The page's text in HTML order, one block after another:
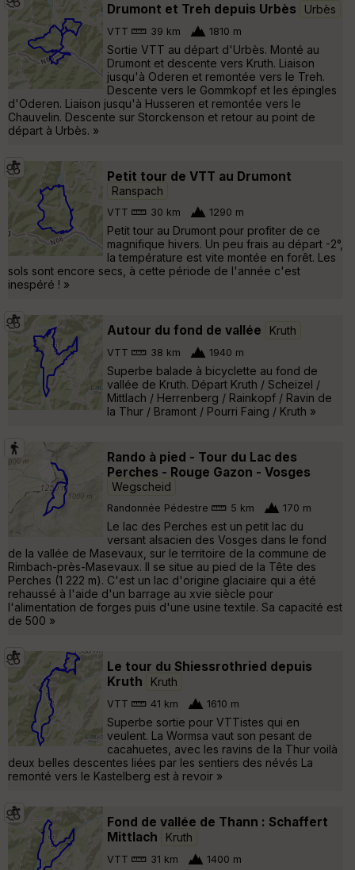
Drumont et Treh depuis Urbès Urbès
VTT 39 km 1810 m
Sortie VTT au départ d'Urbès. Monté au
Drumont et descente vers Kruth. Liaison
jusqu'à Oderen et remontée vers le Treh.
Descente vers le Gommkopf et les épingles
d'Oderen. Liaison jusqu'à Husseren et remontée vers le
Chauvelin. Descente sur Storckenson et retour au point de
départ à Urbès. »
Petit tour de VTT au Drumont
Ranspach
VTT 30 km 1290 m
Petit tour au Drumont pour profiter de ce
magnifique hivers. Un peu frais au départ -2°,
la température est vite montée en forêt. Les
sols sont encore secs, à cette période de l'année c'est
inespéré ! »
Autour du fond de vallée Kruth
VTT 38 km 1940 m
Superbe balade à bicyclette au fond de
vallée de Kruth. Départ Kruth / Scheizel /
Mittlach / Herrenberg / Rainkopf / Ravin de
la Thur / Bramont / Pourri Faing / Kruth »
Rando à pied - Tour du Lac des
Perches - Rouge Gazon - Vosges
Wegscheid
Randonnée Pédestre 5 km 170 m
Le lac des Perches est un petit lac du
versant alsacien des Vosges dans le fond
de la vallée de Masevaux, sur le territoire de la commune de
Rimbach-près-Masevaux. Il se situe au pied de la Tête des
Perches (1 222 m). C'est un lac d'origine glaciaire qui a été
rehaussé à l'aide d'un barrage au xvie siècle pour
l'alimentation de forges puis d'une usine textile. Sa capacité est
de 500 »
Le tour du Shiessrothried depuis
Kruth
Kruth
VTT 41 km 1610 m
Superbe sortie pour VTTistes qui en
veulent. La Wormsa vaut son pesant de
cacahuetes, avec les ravins de la Thur voilà
deux belles descentes liées par les sentiers des névés La
remonté vers le Kastelberg est à revoir »
Fond de vallée de Thann : Schaffert
Mittlach
Kruth
VTT 31 km 1400 m